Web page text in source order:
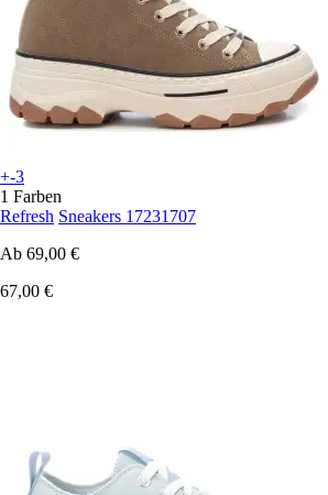
+-3
1 Farben
Refresh Sneakers 17231707
Ab 69,00 €
67,00 €